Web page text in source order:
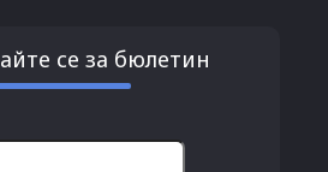
се за бюлетин